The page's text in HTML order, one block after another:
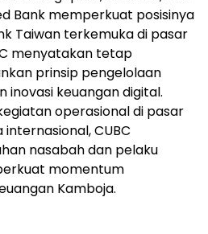
Bank memperkuat posisinya
Taiwan terkemuka di pasar
menyatakan tetap
prinsip pengelolaan
inovasi keuangan digital.
operasional di pasar
CUBC
nasabah dan pelaku
momentum
Kamboja.